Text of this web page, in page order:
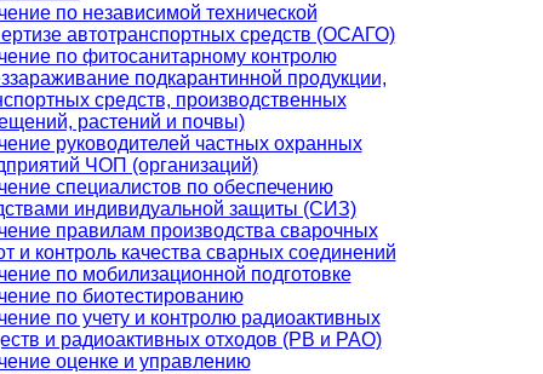
по независимой технической
автотранспортных средств (ОСАГО)
по фитосанитарному контролю
подкарантинной продукции,
средств, производственных
растений и почвы)
руководителей частных охранных
ЧОП (организаций)
специалистов по обеспечению
индивидуальной защиты (СИЗ)
правилам производства сварочных
и контроль качества сварных соединений
по мобилизационной подготовке
по биотестированию
по учету и контролю радиоактивных
и радиоактивных отходов (РВ и РАО)
оценке и управлению